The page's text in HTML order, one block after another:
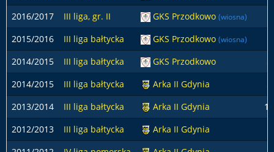
2016/2017
III liga, gr. II GKS Przodkowo (wiosna)
2015/2016
III liga bałtycka GKS Przodkowo (wiosna)
2014/2015 III liga bałtycka GKS Przodkowo
2014/2015
III liga bałtycka Arka II Gdynia
2013/2014
III liga bałtycka Arka II Gdynia
10
2012/2013
III liga bałtycka
Arka II Gdynia